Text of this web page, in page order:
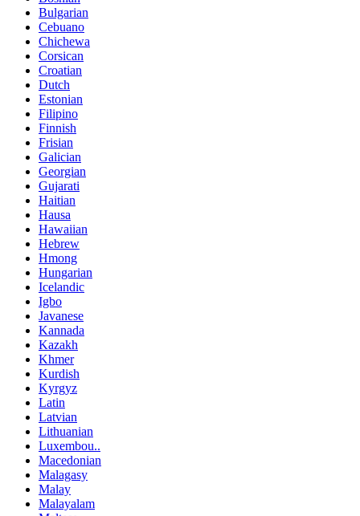
Bulgarian
Cebuano
Chichewa
Corsican
Croatian
Dutch
Estonian
Filipino
Finnish
Frisian
Galician
Georgian
Gujarati
Haitian
Hausa
Hawaiian
Hebrew
Hmong
Hungarian
Icelandic
Igbo
Javanese
Kannada
Kazakh
Khmer
Kurdish
Kyrgyz
Latin
Latvian
Lithuanian
Luxembou..
Macedonian
Malagasy
Malay
Malayalam